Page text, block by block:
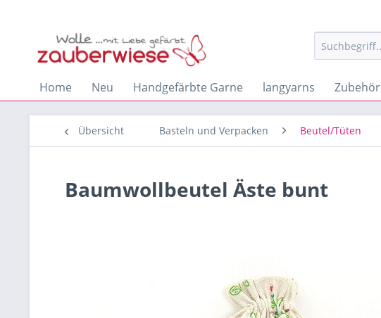
Home Neu Handgefärbte Garne langyarns Zubehör
Übersicht Basteln und Verpacken Beutel/Tüten
Baumwollbeutel Äste bunt